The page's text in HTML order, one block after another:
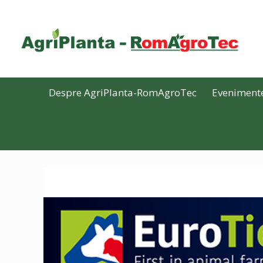
Despre AgriPlanta-RomAgroTec